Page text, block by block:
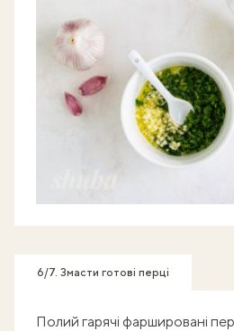
6/7. Змасти готові перці
Полий гарячі фаршировані